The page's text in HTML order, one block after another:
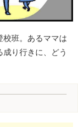
校班。あるママは
り行きに、どう